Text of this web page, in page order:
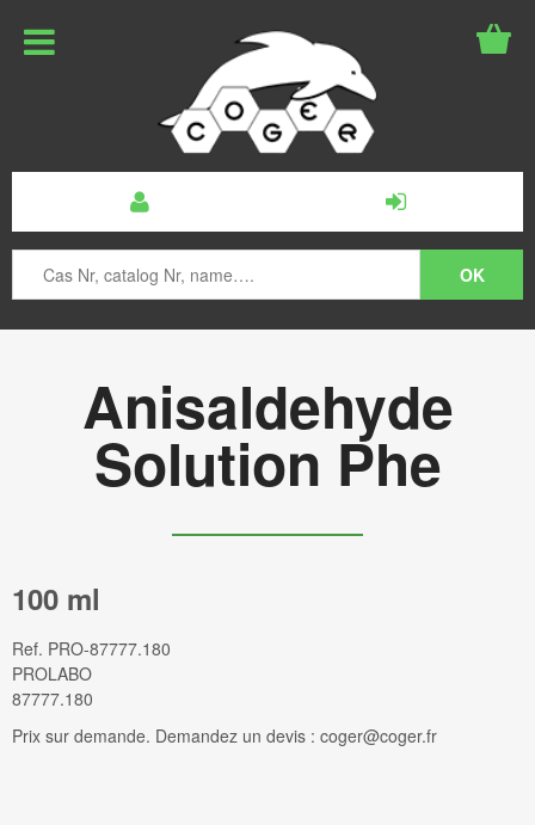
Anisaldehyde
Solution Phe
100 ml
Ref. PRO-87777.180
PROLABO
87777.180
Prix sur demande. Demandez un devis : coger@coger.fr